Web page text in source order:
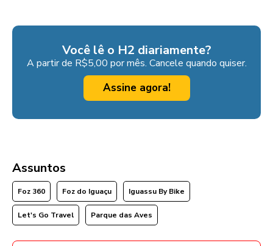
Você lê o H2 diariamente?
A partir de R$5,00 por mês. Cancele quando quiser.
Assine agora!
Assuntos
Foz 360 Foz do Iguaçu Iguassu By Bike
Let's Go Travel Parque das Aves